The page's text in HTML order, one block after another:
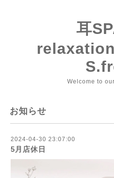
耳
Welcome to
お知らせ
2024-04-30 23:07:00
5月店休日